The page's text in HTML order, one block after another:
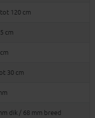
120 cm
cm
30 cm
dik / 68 mm breed